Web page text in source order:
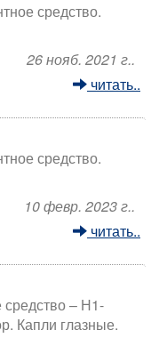
средство.
26 нояб. 2021 г..
читать..
средство.
10 февр. 2023 г..
читать..
средство – Н1-
Капли глазные.